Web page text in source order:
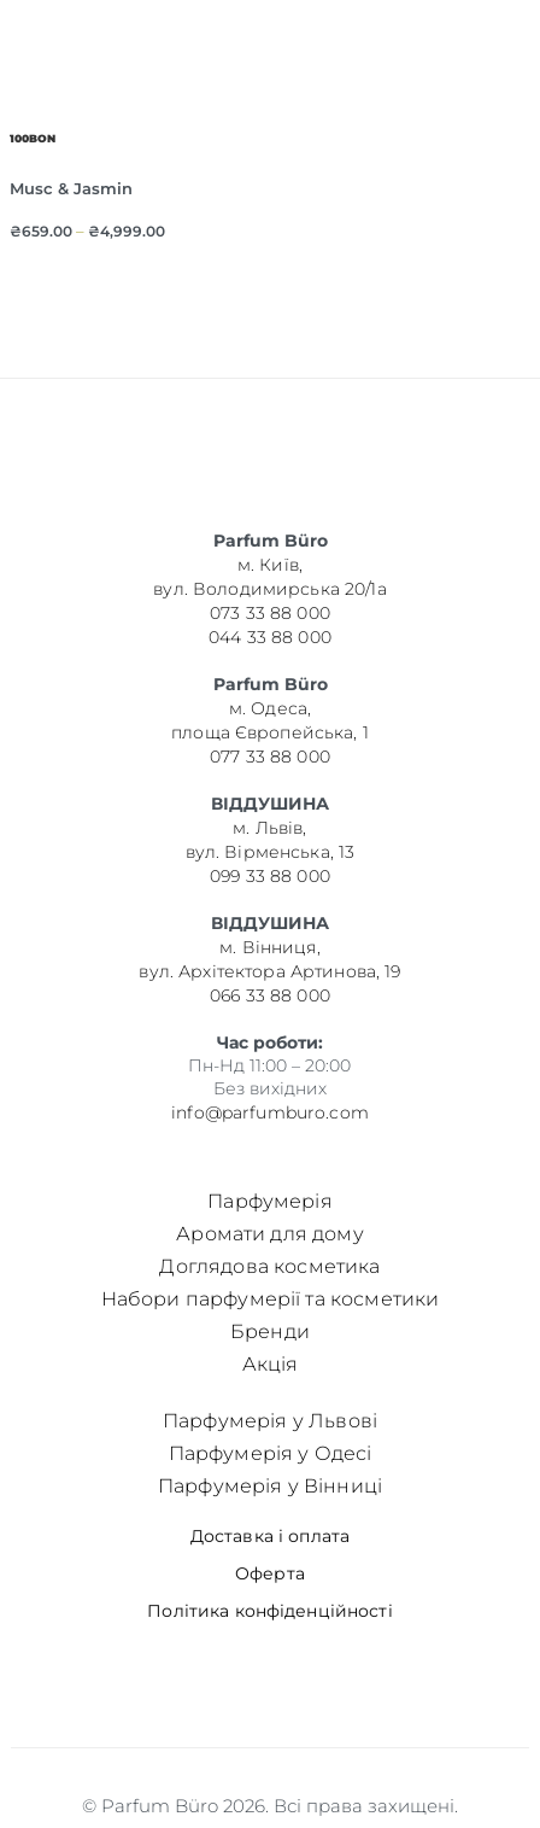
100BON
Musc & Jasmin
₴659.00– ₴4,999.00
Parfum Büro
м. Київ,
вул. Володимирська 20/1а
073 33 88 000
044 33 88 000
Parfum Büro
м. Одеса,
площа Європейська, 1
077 33 88 000
ВІДДУШИНА
м. Львів,
вул. Вірменська, 13
099 33 88 000
ВІДДУШИНА
м. Вінниця,
вул. Архітектора Артинова, 19
066 33 88 000
Час роботи:
Пн-Нд 11:00 – 20:00
Без вихідних
info@parfumburo.com
Парфумерія
Аромати для дому
Доглядова косметика
Набори парфумерії та косметики
Бренди
Акція
Доставка і оплата
Оферта
Політика конфіденційності
Парфумерія у Львові
Парфумерія у Одесі
Парфумерія у Вінниці
© Parfum Büro 2026. Всі права захищені.